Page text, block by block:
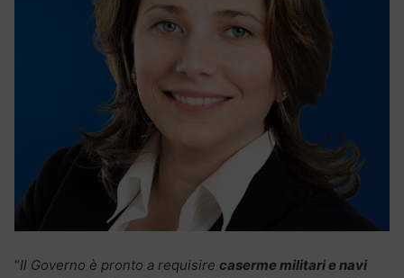
“Il Governo è pronto a requisire caserme militari e navi